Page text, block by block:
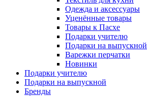
Одежда и аксессуары
Уценённые товары
Товары к Пасхе
Подарки учителю
Подарки на выпускной
Варежки перчатки
Новинки
Подарки учителю
Подарки на выпускной
Бренды